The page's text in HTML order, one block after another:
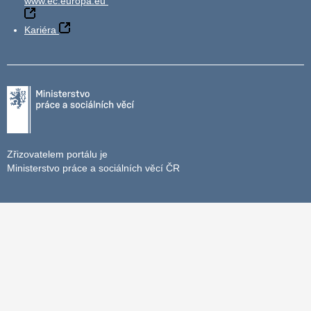
Kariéra
Zřizovatelem portálu je
Ministerstvo práce a sociálních věcí ČR